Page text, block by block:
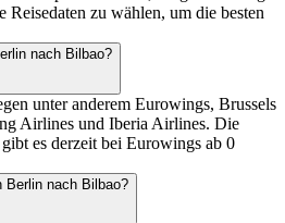
Reisedaten zu wählen, um die besten
nach Bilbao?
unter anderem Eurowings, Brussels
Airlines und Iberia Airlines. Die
es derzeit bei Eurowings ab 0
Berlin nach Bilbao?